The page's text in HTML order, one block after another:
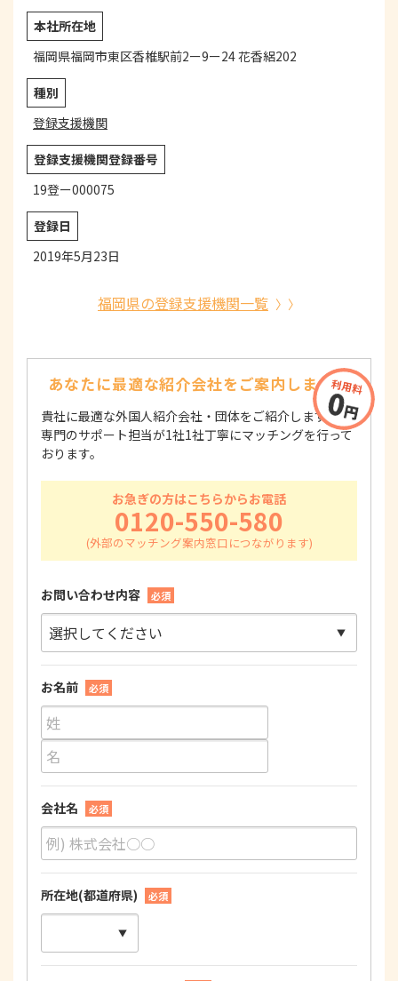
本社所在地
福岡県福岡市東区香椎駅前2ー9ー24 花香絽202
種別
登録支援機関
登録支援機関登録番号
19登ー000075
登録日
2019年5月23日
福岡県の登録支援機関一覧
あなたに最適な紹介会社をご案内します！
貴社に最適な外国人紹介会社・団体をご紹介します！
専門のサポート担当が1社1社丁寧にマッチングを行って
おります。
お急ぎの方はこちらからお電話
0120-550-580
お問い合わせ内容 必須
お名前 必須
会社名 必須
所在地(都道府県) 必須